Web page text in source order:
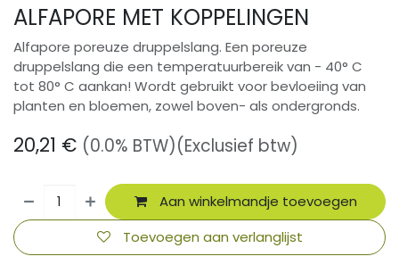
ALFAPORE MET KOPPELINGEN
Alfapore poreuze druppelslang. Een poreuze
druppelslang die een temperatuurbereik van - 40° C
tot 80° C aankan! Wordt gebruikt voor bevloeiing van
planten en bloemen, zowel boven- als ondergronds.
20,21 € (0.0% BTW)(Exclusief btw)
Aan winkelmandje toevoegen
Toevoegen aan verlanglijst